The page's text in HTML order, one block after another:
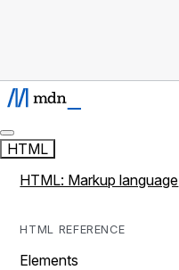
HTML
HTML: Markup language
HTML REFERENCE
Elements